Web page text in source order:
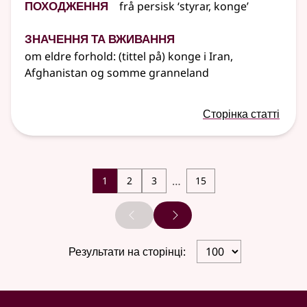
frå persisk ‘styrar, konge’
Значення та вживання
om eldre forhold: (tittel på) konge i Iran,
Afghanistan og somme granneland
Сторінка статті
1 2 3 … 15
Попередня сторінка
Наступна сторінка
Результати на сторінці: